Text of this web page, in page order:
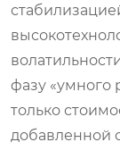
фазу «умного
только
добавленной